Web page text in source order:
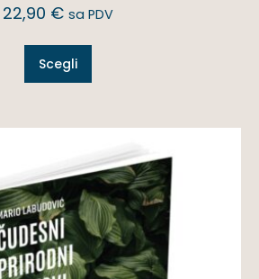
22,90 € sa PDV
Scegli